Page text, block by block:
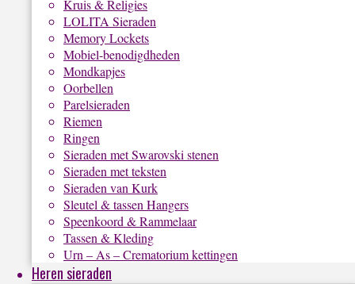
Kruis & Religies
LOLITA Sieraden
Memory Lockets
Mobiel-benodigdheden
Mondkapjes
Oorbellen
Parelsieraden
Riemen
Ringen
Sieraden met Swarovski stenen
Sieraden met teksten
Sieraden van Kurk
Sleutel & tassen Hangers
Speenkoord & Rammelaar
Tassen & Kleding
Urn – As – Crematorium kettingen
Heren sieraden